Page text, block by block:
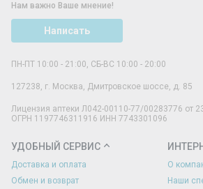
Нам важно Ваше мнение!
Написать
ПН-ПТ 10:00 - 21:00, СБ-ВС 10:00 - 20:00
127238, г. Москва, Дмитровское шоссе, д. 85
Лицензия аптеки Л042-00110-77/00283776 от
ОГРН 1197746311916 ИНН 7743301096
УДОБНЫЙ СЕРВИС
Доставка и оплата
Обмен и возврат
О
Наши